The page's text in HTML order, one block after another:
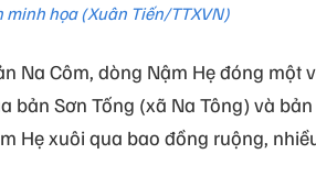
minh họa (Xuân Tiến/TTXVN)
Na Côm, dòng Nậm Hẹ đóng một
bản Sơn Tống (xã Na Tông) và
Hẹ xuôi qua bao đồng ruộng,